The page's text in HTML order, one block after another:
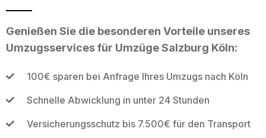
Genießen Sie die besonderen Vorteile unseres
Umzugsservices für Umzüge Salzburg Köln:
100€ sparen bei Anfrage Ihres Umzugs nach Köln
Schnelle Abwicklung in unter 24 Stunden
Versicherungsschutz bis 7.500€ für den Transport